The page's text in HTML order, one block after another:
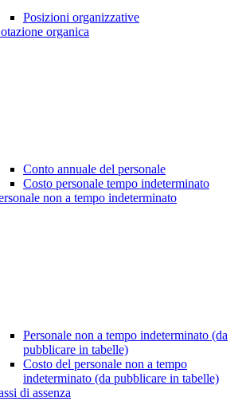
Posizioni organizzative
organica
Conto annuale del personale
Costo personale tempo indeterminato
non a tempo indeterminato
Personale non a tempo indeterminato (da
pubblicare in tabelle)
Costo del personale non a tempo
indeterminato (da pubblicare in tabelle)
di assenza